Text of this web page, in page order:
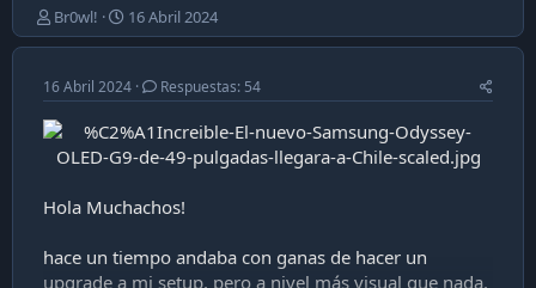
E
m
e
z
ó
e
e
a
Br0wl!
F
e
h
a
d
e
p
b
i
16 Abril 2024
16 Abril 2024 Respuestas: 54
Hola Muchachos!
hace un tiempo andaba con ganas de hacer un
upgrade a mi setup, pero a nivel más visual que nada.